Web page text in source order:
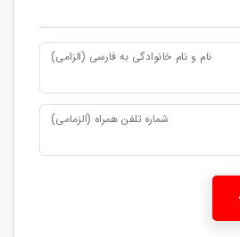
نام و نام خانوادگی به فارسی (الزامی)
شماره تلفن همراه (الزمامی)